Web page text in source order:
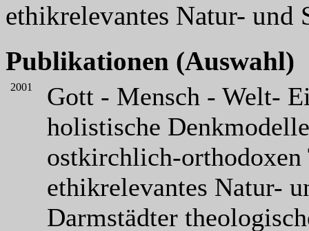
ethikrelevantes Natur- und
Publikationen (Auswahl)
2001
Gott - Mensch - Welt-
holistische
ostkirchlich-
ethikrelevantes Natur-
Darmstädter